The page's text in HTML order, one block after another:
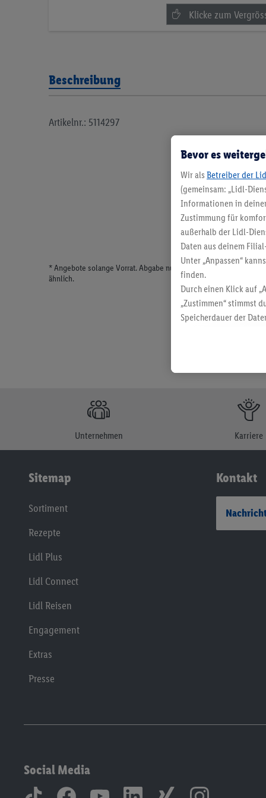
Beschreibung
Artikelnr.: 5114297
* Angebote solange Vorrat. Abgabe nur in haushaltsüblichen
ähnlich.
Unternehmen Karriere
Sitemap
Sortiment
Rezepte
Lidl Plus
Lidl Connect
Lidl Reisen
Engagement
Extras
Presse
Kontakt
Social Media
Bevor es
Wir als Betreiber der
(gemeinsam: „Lidl-
Informationen in
Zustimmung für
außerhalb der Lidl-
Daten aus deinem
Unter „Anpassen“
finden.
Durch einen Klick auf
„Zustimmen“ stimmst
Speicherdauer der